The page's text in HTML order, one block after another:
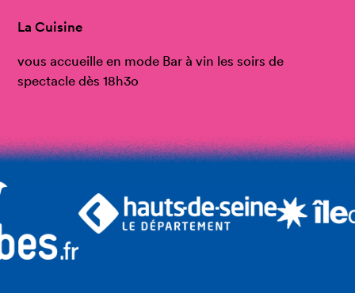
La Cuisine
vous accueille en mode Bar à vin les soirs de
spectacle dès 18h3o